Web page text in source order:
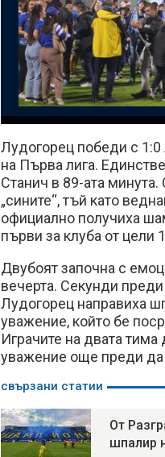
Лудогорец победи с 1:0
на Първа лига.
Станич в 89-ата
„сините“, тъй като
официално получиха
първи за клуба от цели
Двубоят започна с
вечерта. Секунди
Лудогорец направиха
уважение, който бе
Играчите на двата
уважение още преди да
свързани статии
От
шпалир